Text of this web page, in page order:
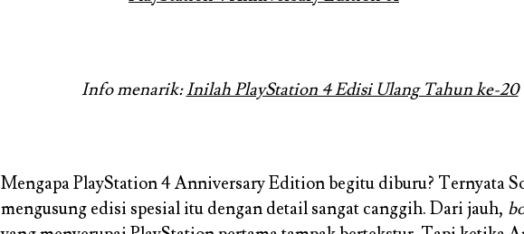
Info menarik:Inilah PlayStation 4 Edisi Ulang Tahun ke-20
Mengapa PlayStation 4 Anniversary Edition begitu diburu? Ternyata
mengusung edisi spesial itu dengan detail sangat canggih. Dari jauh,